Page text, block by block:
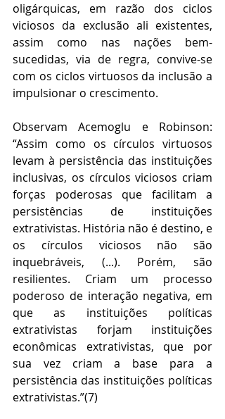
oligárquicas, em razão dos ciclos
viciosos da exclusão ali existentes,
assim como nas nações bem-
sucedidas, via de regra, convive-se
com os ciclos virtuosos da inclusão a
impulsionar o crescimento.
Observam Acemoglu e Robinson:
“Assim como os círculos virtuosos
levam à persistência das instituições
inclusivas, os círculos viciosos criam
forças poderosas que facilitam a
persistências de instituições
extrativistas. História não é destino, e
os círculos viciosos não são
inquebráveis, (...). Porém, são
resilientes. Criam um processo
poderoso de interação negativa, em
que as instituições políticas
extrativistas forjam instituições
econômicas extrativistas, que por
sua vez criam a base para a
persistência das instituições políticas
extrativistas.”(7)